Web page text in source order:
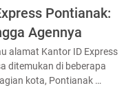
Pontianak:
Agennya
alamat Kantor ID Express
ditemukan di beberapa
kota, Pontianak …